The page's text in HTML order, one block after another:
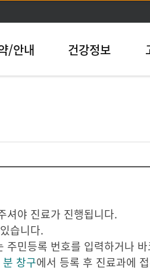
본문바로가기
/안내 건강정보
셔야 진료가 진행됩니다.
습니다.
주민등록 번호를 입력하거나
창구에서 등록 후 진료과에